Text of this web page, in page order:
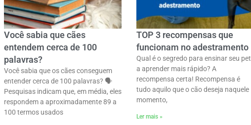
Você sabia que cães
entendem cerca de 100
palavras?
Você sabia que os cães conseguem
entender cerca de 100 palavras? 🗣ㅤ
Pesquisas indicam que, em média, eles
respondem a aproximadamente 89 a
100 termos usados
TOP 3 recompensas que
funcionam no adestramento
Qual é o segredo para ensinar seu pet
a aprender mais rápido? A
recompensa certa! Recompensa é
tudo aquilo que o cão deseja naquele
momento,
Ler mais »